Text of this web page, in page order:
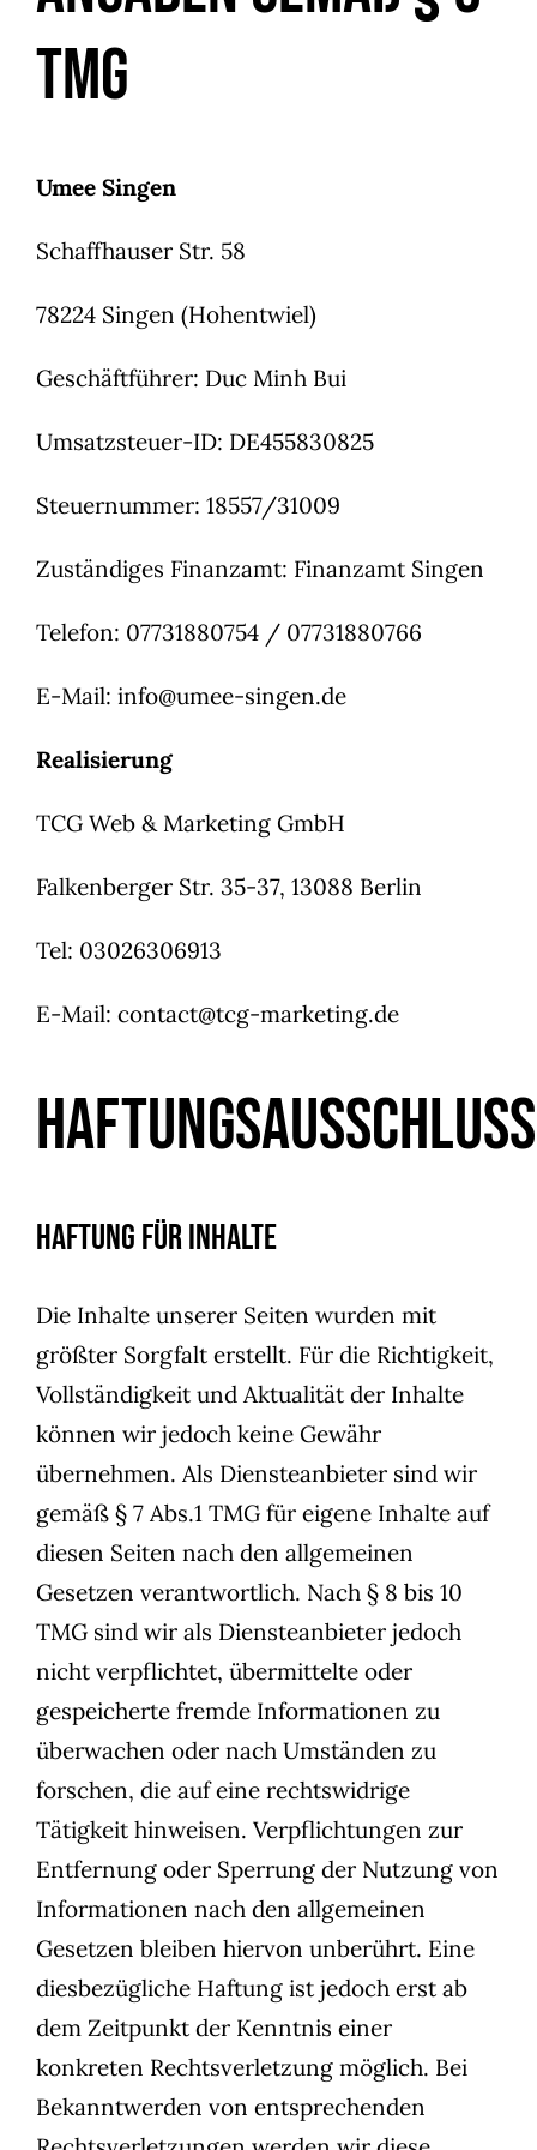
TMG
Umee Singen
Schaffhauser Str. 58
78224 Singen (Hohentwiel)
Geschäftführer: Duc Minh Bui
Umsatzsteuer-ID: DE455830825
Steuernummer: 18557/31009
Zuständiges Finanzamt: Finanzamt Singen
Telefon: 07731880754 / 07731880766
E-Mail: info@umee-singen.de
Realisierung
TCG Web & Marketing GmbH
Falkenberger Str. 35-37, 13088 Berlin
Tel: 03026306913
E-Mail: contact@tcg-marketing.de
Haftungsausschluss
Haftung für Inhalte
Die Inhalte unserer Seiten wurden mit
größter Sorgfalt erstellt. Für die Richtigkeit,
Vollständigkeit und Aktualität der Inhalte
können wir jedoch keine Gewähr
übernehmen. Als Diensteanbieter sind wir
gemäß § 7 Abs.1 TMG für eigene Inhalte auf
diesen Seiten nach den allgemeinen
Gesetzen verantwortlich. Nach § 8 bis 10
TMG sind wir als Diensteanbieter jedoch
nicht verpflichtet, übermittelte oder
gespeicherte fremde Informationen zu
überwachen oder nach Umständen zu
forschen, die auf eine rechtswidrige
Tätigkeit hinweisen. Verpflichtungen zur
Entfernung oder Sperrung der Nutzung von
Informationen nach den allgemeinen
Gesetzen bleiben hiervon unberührt. Eine
diesbezügliche Haftung ist jedoch erst ab
dem Zeitpunkt der Kenntnis einer
konkreten Rechtsverletzung möglich. Bei
Bekanntwerden von entsprechenden